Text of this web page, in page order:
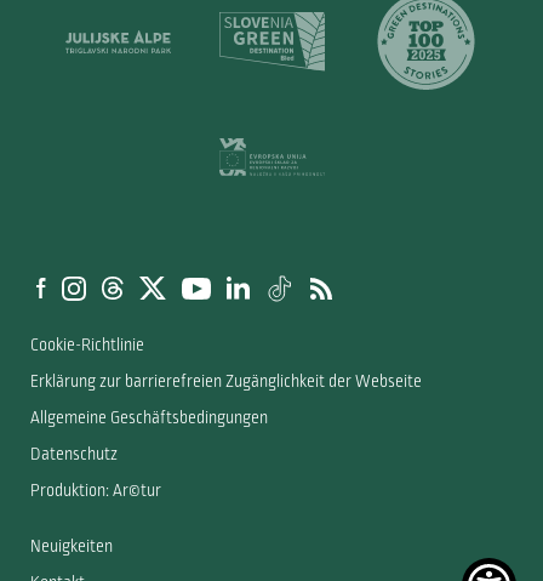
Neuigkeiten
Cookie-Richtlinie
Erklärung zur barrierefreien Zugänglichkeit der Webseite
Allgemeine Geschäftsbedingungen
Datenschutz
Produktion: Ar©tur